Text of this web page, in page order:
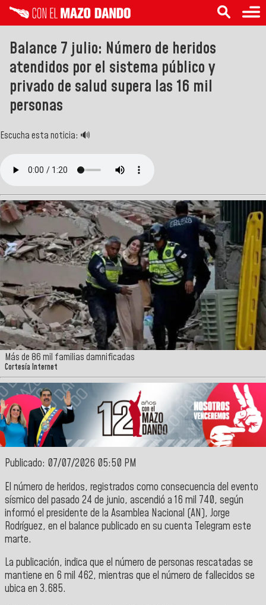
Balance 7 julio: Número de heridos
atendidos por el sistema público y
privado de salud supera las 16 mil
personas
Escucha esta noticia: 🔊
Más de 86 mil familias damnificadas
Cortesía Internet
Publicado: 07/07/2026 05:50 PM
El número de heridos, registrados como consecuencia del evento
sísmico del pasado 24 de junio, ascendió a 16 mil 740, según
informó el presidente de la Asamblea Nacional (AN), Jorge
Rodríguez, en el balance publicado en su cuenta Telegram este
marte.
La publicación, indica que el número de personas rescatadas se
mantiene en 6 mil 462, mientras que el número de fallecidos se
ubica en 3.685.